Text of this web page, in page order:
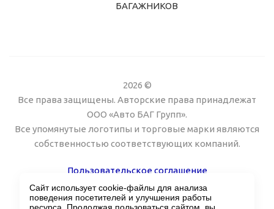
БАГАЖНИКОВ
2026 ©
Все права защищены. Авторские права принадлежат
ООО «Авто БАГ Групп».
Все упомянутые логотипы и торговые марки являются
собственностью соответствующих компаний.
Пользовательское соглашение
Поддержка сайта Twin px
Сайт использует cookie-файлы для анализа
поведения посетителей и улучшения работы